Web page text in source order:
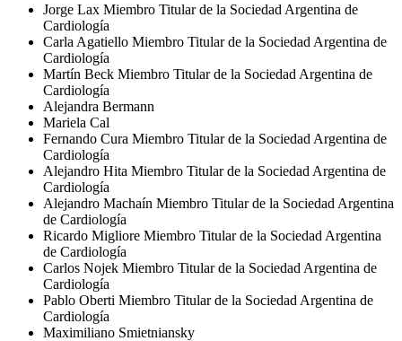
Jorge Lax Miembro Titular de la Sociedad Argentina de
Cardiología
Carla Agatiello Miembro Titular de la Sociedad Argentina de
Cardiología
Martín Beck Miembro Titular de la Sociedad Argentina de
Cardiología
Alejandra Bermann
Mariela Cal
Fernando Cura Miembro Titular de la Sociedad Argentina de
Cardiología
Alejandro Hita Miembro Titular de la Sociedad Argentina de
Cardiología
Alejandro Machaín Miembro Titular de la Sociedad Argentina
de Cardiología
Ricardo Migliore Miembro Titular de la Sociedad Argentina
de Cardiología
Carlos Nojek Miembro Titular de la Sociedad Argentina de
Cardiología
Pablo Oberti Miembro Titular de la Sociedad Argentina de
Cardiología
Maximiliano Smietniansky